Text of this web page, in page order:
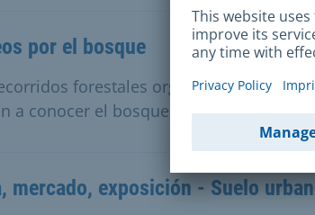
por el bosque
forestales organizados por la
a conocer el bosque de forma lúdica e
mercado, exposición - Suelo